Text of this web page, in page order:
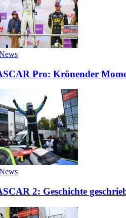
Pro: Krönender
2: Geschichte